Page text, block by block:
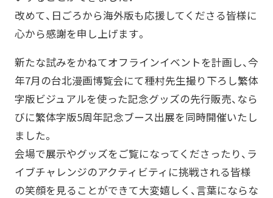
改めて、日ごろから海外版も応援してくださる皆様に
心から感謝を申し上げます。
新たな試みをかねてオフラインイベントを計画し、今
年7月の台北漫画博覧会にて種村先生撮り下ろし繁体
字版ビジュアルを使った記念グッズの先行販売、なら
びに繁体字版5周年記念ブース出展を同時開催いたし
ました。
会場で展示やグッズをご覧になってくださったり、ラ
イブチャレンジのアクティビティに挑戦される皆様
の笑顔を見ることができて大変嬉しく、言葉にならな